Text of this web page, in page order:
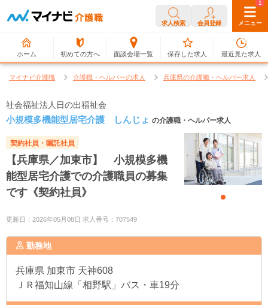
求人検索 会員登録 メニュー
ホーム 初めての方へ 面談会場一覧
0
保存した求人
1
最近見た求人
マイナビ介護職 介護職・ヘルパーの求人 兵庫県の介護職・ヘルパー求人
社会福祉法人日の出福祉会
小規模多機能型居宅介護 しんじょ の介護職・ヘルパー求人
契約社員・嘱託社員
【兵庫県／加東市】 小規模多機
能型居宅介護での介護職員の募集
です《契約社員》
更新日：2026年05月08日 求人番号：707549
勤務地
兵庫県 加東市 天神608
ＪＲ福知山線「相野駅」バス・車19分